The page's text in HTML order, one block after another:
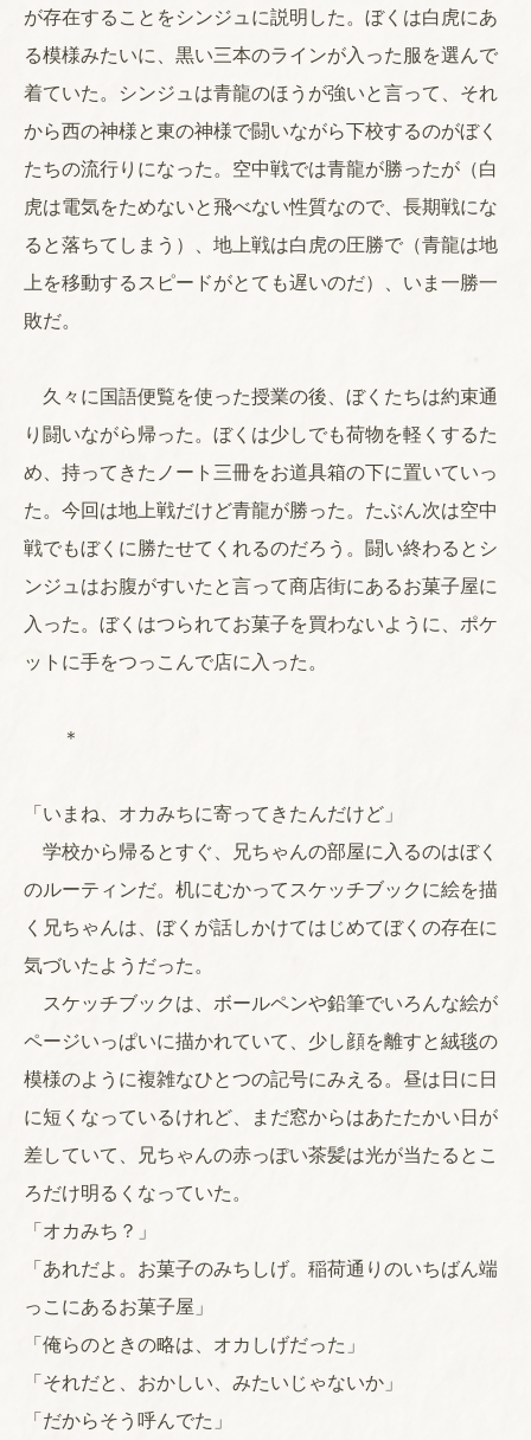
が存在することをシンジュに説明した。ぼくは白虎にあ
る模様みたいに、黒い三本のラインが入った服を選んで
着ていた。シンジュは青龍のほうが強いと言って、それ
から西の神様と東の神様で闘いながら下校するのがぼく
たちの流行りになった。空中戦では青龍が勝ったが（白
虎は電気をためないと飛べない性質なので、長期戦にな
ると落ちてしまう）、地上戦は白虎の圧勝で（青龍は地
上を移動するスピードがとても遅いのだ）、いま一勝一
敗だ。
久々に国語便覧を使った授業の後、ぼくたちは約束通
り闘いながら帰った。ぼくは少しでも荷物を軽くするた
め、持ってきたノート三冊をお道具箱の下に置いていっ
た。今回は地上戦だけど青龍が勝った。たぶん次は空中
戦でもぼくに勝たせてくれるのだろう。闘い終わるとシ
ンジュはお腹がすいたと言って商店街にあるお菓子屋に
入った。ぼくはつられてお菓子を買わないように、ポケ
ットに手をつっこんで店に入った。
＊
「いまね、オカみちに寄ってきたんだけど」
学校から帰るとすぐ、兄ちゃんの部屋に入るのはぼく
のルーティンだ。机にむかってスケッチブックに絵を描
く兄ちゃんは、ぼくが話しかけてはじめてぼくの存在に
気づいたようだった。
スケッチブックは、ボールペンや鉛筆でいろんな絵が
ページいっぱいに描かれていて、少し顔を離すと絨毯の
模様のように複雑なひとつの記号にみえる。昼は日に日
に短くなっているけれど、まだ窓からはあたたかい日が
差していて、兄ちゃんの赤っぽい茶髪は光が当たるとこ
ろだけ明るくなっていた。
「オカみち？」
「あれだよ。お菓子のみちしげ。稲荷通りのいちばん端
っこにあるお菓子屋」
「俺らのときの略は、オカしげだった」
「それだと、おかしい、みたいじゃないか」
「だからそう呼んでた」